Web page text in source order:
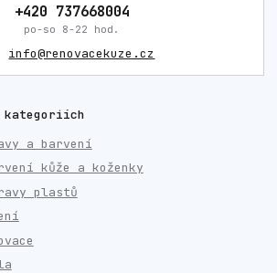
+420 737668004
po-so 8-22 hod.
info@renovacekuze.cz
kategoriích
a barvení
kůže a koženky
plastů